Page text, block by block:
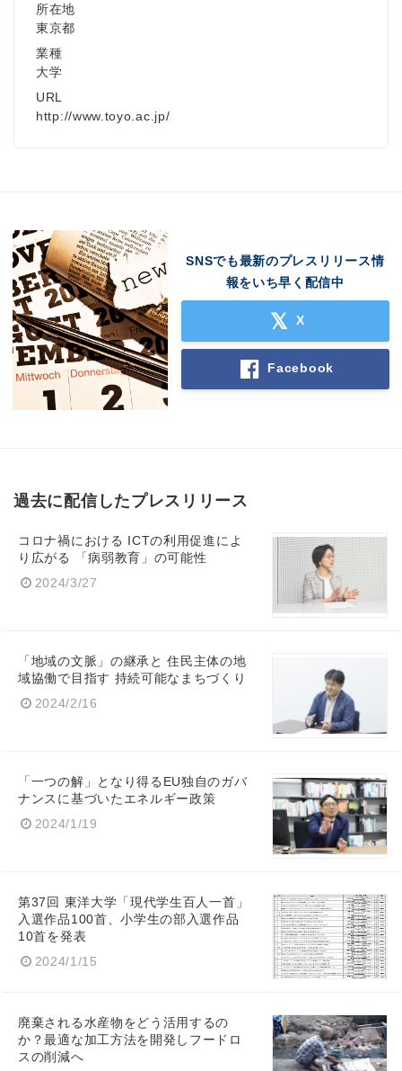
所在地
東京都
業種
大学
URL
http://www.toyo.ac.jp/
SNSでも最新のプレスリリース情
報をいち早く配信中
X
Facebook
過去に配信したプレスリリース
コロナ禍における ICTの利用促進によ
り広がる 「病弱教育」の可能性
2024/3/27
「地域の文脈」の継承と 住民主体の地
域協働で目指す 持続可能なまちづくり
2024/2/16
「一つの解」となり得るEU独自のガバ
ナンスに基づいたエネルギー政策
2024/1/19
第37回 東洋大学「現代学生百人一首」
入選作品100首、小学生の部入選作品
10首を発表
2024/1/15
廃棄される水産物をどう活用するの
か？最適な加工方法を開発しフードロ
スの削減へ